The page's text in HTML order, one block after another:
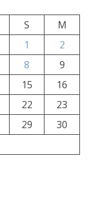
S
M
1
2
8
9
15
16
22
23
29
30